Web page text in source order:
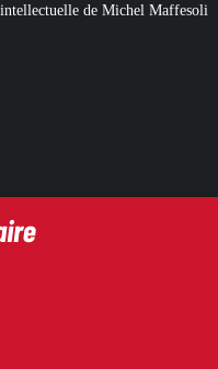
Pour regagner son influence en